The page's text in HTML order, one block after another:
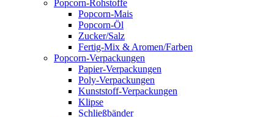
Popcorn-Rohstoffe
Popcorn-Mais
Popcorn-Öl
Zucker/Salz
Fertig-Mix & Aromen/Farben
Popcorn-Verpackungen
Papier-Verpackungen
Poly-Verpackungen
Kunststoff-Verpackungen
Klipse
Schließbänder